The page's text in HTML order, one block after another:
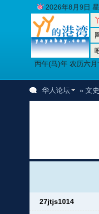
丙午(马)年 农历六月
2026年8月9日
华人论坛 » 文
27jtjs1014